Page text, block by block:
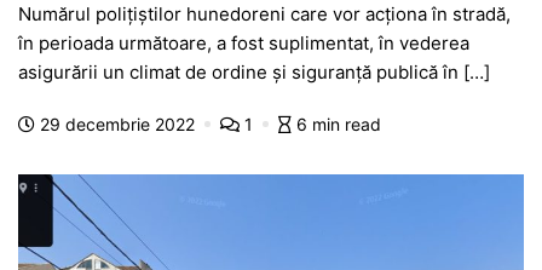
c
e
b
o
o
k
at
s
A
p
p
s
s
e
g
itt
er
e
gr
a
m
s
s
a
e
ta
je
a
z
ă
Numărul poliţiştilor hunedoreni care vor acţiona în stradă,
în perioada următoare, a fost suplimentat, în vederea
asigurării un climat de ordine şi siguranţă publică în […]
29 decembrie 2022 1 6 min read